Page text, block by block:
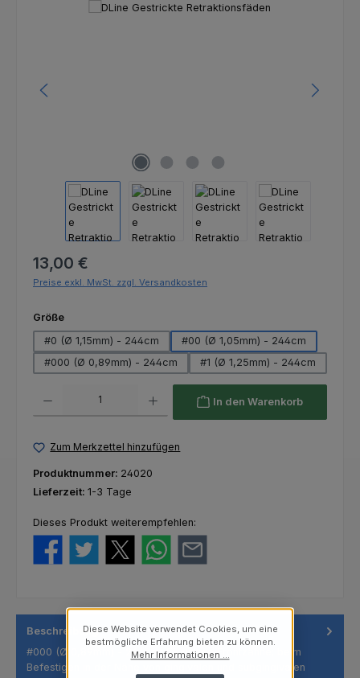
Bildergalerie überspringen
Regulärer Preis:
13,00 €
Preise exkl. MwSt. zzgl. Versandkosten
Größeauswählen
#0 (Ø 1,15mm) - 244cm
#00 (Ø 1,05mm) - 244cm
#000 (Ø 0,89mm) - 244cm
#1 (Ø 1,25mm) - 244cm
In den Warenkorb
Zum Merkzettel hinzufügen
Produktnummer: 24020
Lieferzeit: 1-3 Tage
Dieses Produkt weiterempfehlen:
Beschreibung
#000 (Ø 0,89mm) - 244cm: für untere Frontzähne; beim
Befestigen in der Nähe von gingivalen und subgingivalen
Diese Website verwendet Cookies, um eine
bestmögliche Erfahrung bieten zu können.
Mehr Informationen ...